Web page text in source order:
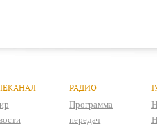
РАДИО
Программа
передач